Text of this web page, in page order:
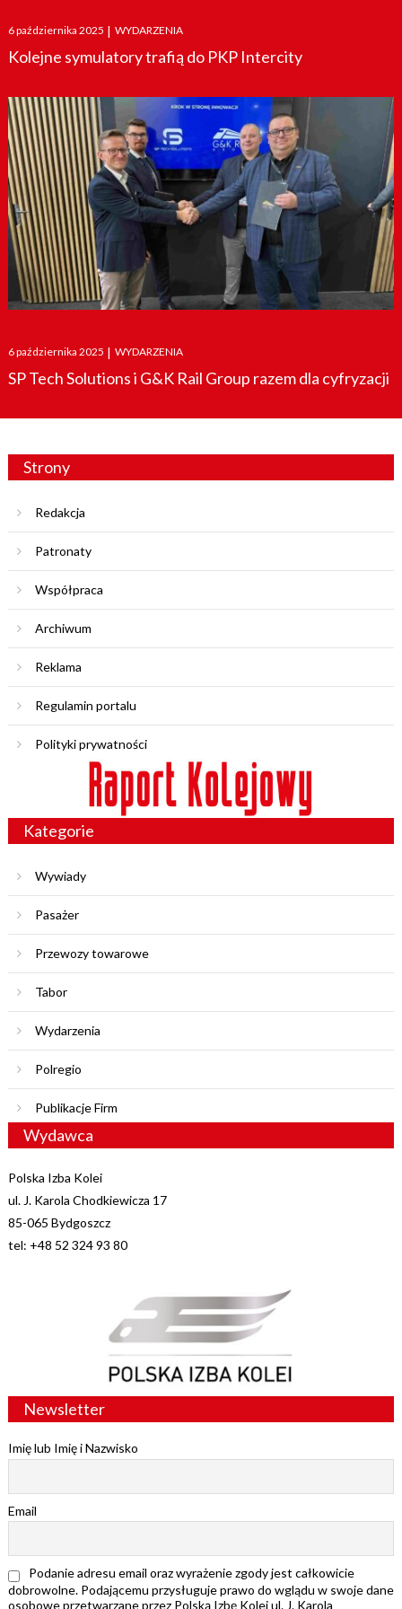
Posted
on
6 października 2025 | WYDARZENIA
Kolejne symulatory trafią do PKP Intercity
Posted
on
6 października 2025 | WYDARZENIA
SP Tech Solutions i G&K Rail Group razem dla cyfryzacji
Strony
Redakcja
Patronaty
Współpraca
Archiwum
Reklama
Regulamin portalu
Polityki prywatności
Kategorie
Wywiady
Pasażer
Przewozy towarowe
Tabor
Wydarzenia
Polregio
Publikacje Firm
Wydawca
Polska Izba Kolei
ul. J. Karola Chodkiewicza 17
85-065 Bydgoszcz
tel: +48 52 324 93 80
Newsletter
Imię lub Imię i Nazwisko
Email
Podanie adresu email oraz wyrażenie zgody jest całkowicie
dobrowolne. Podającemu przysługuje prawo do wglądu w swoje dane
osobowe przetwarzane przez Polską Izbę Kolei ul. J. Karola